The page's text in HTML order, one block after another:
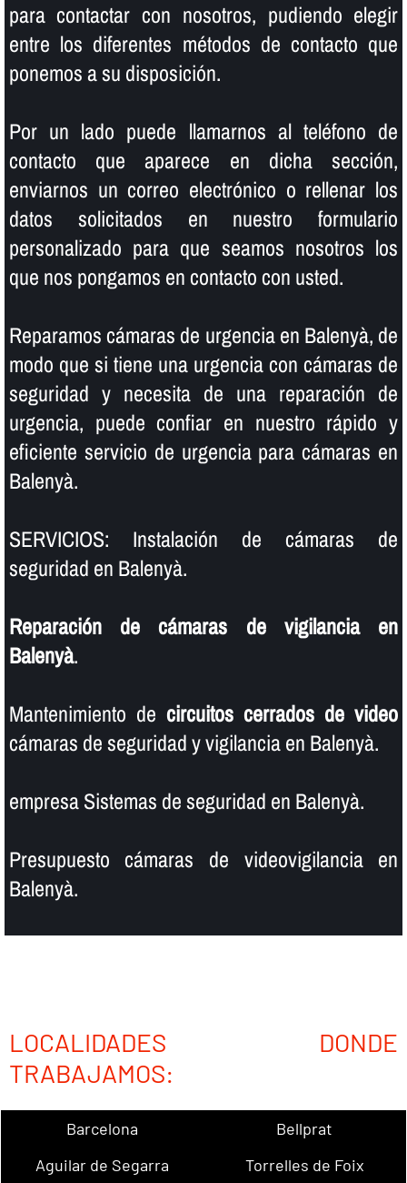
para contactar con nosotros, pudiendo elegir
entre los diferentes métodos de contacto que
ponemos a su disposición.
Por un lado puede llamarnos al teléfono de
contacto que aparece en dicha sección,
enviarnos un correo electrónico o rellenar los
datos solicitados en nuestro formulario
personalizado para que seamos nosotros los
que nos pongamos en contacto con usted.
Reparamos cámaras de urgencia en Balenyà, de
modo que si tiene una urgencia con cámaras de
seguridad y necesita de una reparación de
urgencia, puede confiar en nuestro rápido y
eficiente servicio de urgencia para cámaras en
Balenyà.
SERVICIOS: Instalación de cámaras de
seguridad en Balenyà.
Reparación de cámaras de vigilancia en
Balenyà.
Mantenimiento de circuitos cerrados de video
cámaras de seguridad y vigilancia en Balenyà.
empresa Sistemas de seguridad en Balenyà.
Presupuesto cámaras de videovigilancia en
Balenyà.
LOCALIDADES DONDE
TRABAJAMOS:
Barcelona
Bellprat
Aguilar de Segarra
Torrelles de Foix